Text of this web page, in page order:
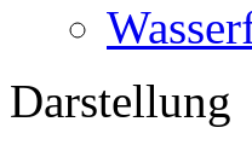
Darstellung